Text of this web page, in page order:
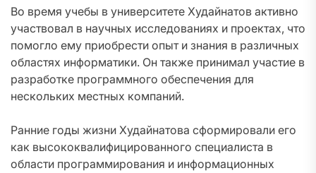
Во время учебы в университете Худайнатов активно
участвовал в научных исследованиях и проектах, что
помогло ему приобрести опыт и знания в различных
областях информатики. Он также принимал участие в
разработке программного обеспечения для
нескольких местных компаний.
Ранние годы жизни Худайнатова сформировали его
как высококвалифицированного специалиста в
области программирования и информационных